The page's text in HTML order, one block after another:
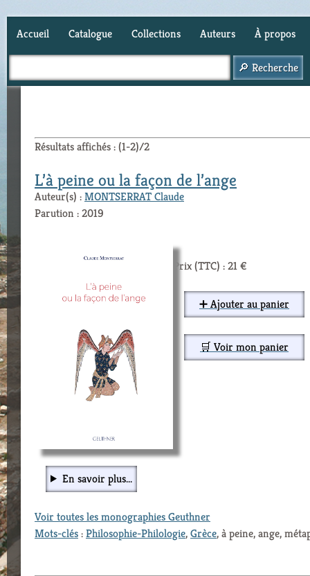
Accueil Catalogue Collections Auteurs À propos
Résultats affichés : (1-2)/2
L’à peine ou la façon de l’ange
Auteur(s) :MONTSERRAT Claude
Parution : 2019
Prix (TTC) : 21 €
➕ Ajouter au panier
🛒 Voir mon panier
En savoir plus...
Voir toutes les monographies Geuthner
Mots-clés:Philosophie-Philologie,Grèce, à peine, ange,